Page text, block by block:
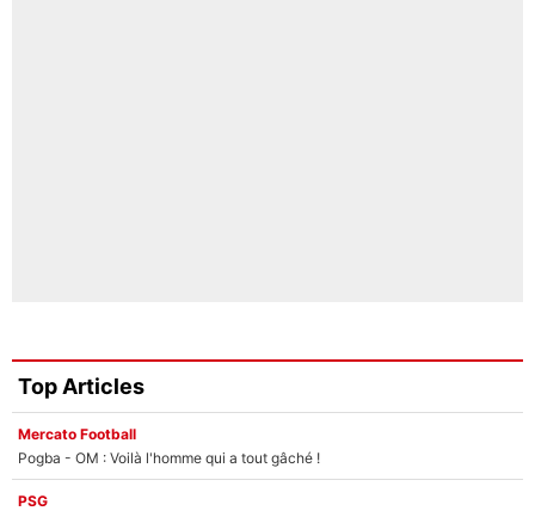
Top Articles
Mercato Football
Pogba - OM : Voilà l'homme qui a tout gâché !
PSG